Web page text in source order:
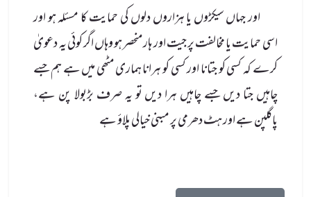
اور جہاں سیکڑوں یا ہزاروں دلوں کی حمایت کا مسئلہ ہو اور
اسی حمایت یا مخالفت پر جیت اور ہار منحصر ہو وہاں اگر کوئی یہ دعویٰ
کرے کہ کسی کو جتانا اور کسی کو ہرانا ہماری مٹھی میں ہے ہم جسے
چاہیں جتا دیں جسے چاہیں ہرا دیں تو یہ صرف بڑبولا پن ہے،
پاگلپن ہے اور ہٹ دھرمی پر مبنی خیالی پلاؤ ہے